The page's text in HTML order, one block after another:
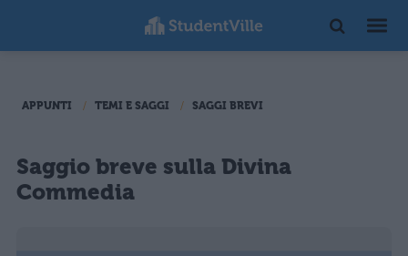
APPUNTI TEMI E SAGGI SAGGI BREVI
Saggio breve sulla Divina
Commedia